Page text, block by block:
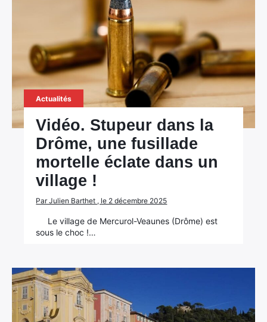
Actualités
Vidéo. Stupeur dans la
Drôme, une fusillade
mortelle éclate dans un
village !
Par Julien Barthet , le 2 décembre 2025
Le village de Mercurol-Veaunes (Drôme) est
sous le choc !…